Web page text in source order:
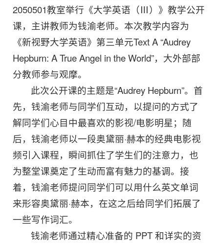
2050501教室举行《大学英语（Ⅲ）》教学公开
课，主讲教师为钱渝老师。本次教学内容为
《新视野大学英语》第三单元Text A “Audrey
Hepburn: A True Angel in the World”，大外部部
分教师参与观摩。
此次公开课的主题是“Audrey Hepburn”。首
先，钱渝老师与同学们互动，以提问的方式了
解同学们心目中最喜欢的影视/电影明星；随
后，钱渝老师以一段奥黛丽·赫本的经典电影视
频引入课程，瞬间抓住了学生们的注意力，也
为整堂课奠定了生动而富有魅力的基调。接
着，钱渝老师提问同学们可以用什么英文单词
来形容奥黛丽·赫本，在这之后给同学们拓展了
一些写作词汇。
钱渝老师通过精心准备的 PPT 和详实的资